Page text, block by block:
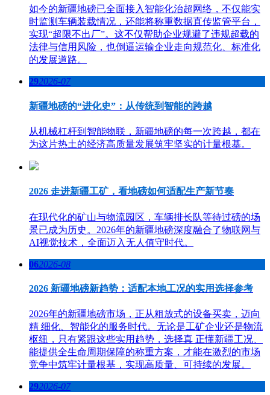
如今的新疆地磅已全面接入智能化治超网络，不仅能实
时监测车辆装载情况，还能将称重数据直传监管平台，
实现“超限不出厂”。这不仅帮助企业规避了违规超载的
法律与信用风险，也倒逼运输企业走向规范化、标准化
的发展道路。
292026-07
新疆地磅的“进化史”：从传统到智能的跨越
从机械杠杆到智能物联，新疆地磅的每一次跨越，都在
为这片热土的经济高质量发展筑牢坚实的计量根基。
2026 走进新疆工矿，看地磅如何适配生产新节奏
在现代化的矿山与物流园区，车辆排长队等待过磅的场
景已成为历史。2026年的新疆地磅深度融合了物联网与
AI视觉技术，全面迈入无人值守时代。
062026-08
2026 新疆地磅新趋势：适配本地工况的实用选择参考
2026年的新疆地磅市场，正从粗放式的设备买卖，迈向
精 细化、智能化的服务时代。无论是工矿企业还是物流
枢纽，只有紧跟这些实用趋势，选择真 正懂新疆工况、
能提供全生命周期保障的称重方案，才能在激烈的市场
竞争中筑牢计量根基，实现高质量、可持续的发展。
292026-07